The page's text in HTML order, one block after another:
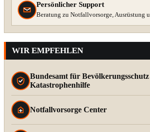
Persönlicher Support
Beratung zu Notfallvorsorge, Ausrüstung
WIR EMPFEHLEN
Bundesamt für
Katastrophenhilfe
Notfallvorsorge Center